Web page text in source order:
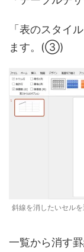
「表のスタイ
ます。(③)
斜線を消したいセル
一覧から消す